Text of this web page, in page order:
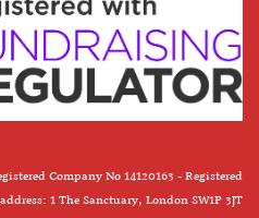
Company No 14120163 - Registered
1 The Sanctuary, London SW1P 3JT